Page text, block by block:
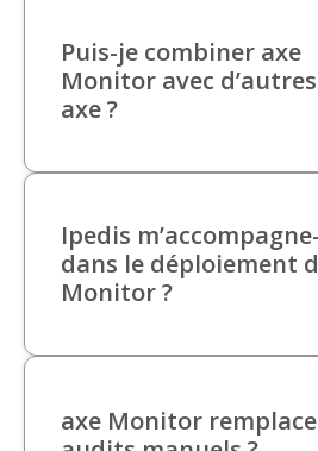
Puis-je combiner axe
Monitor avec
axe ?
Ipedis
dans le déploiement
Monitor ?
axe Monitor